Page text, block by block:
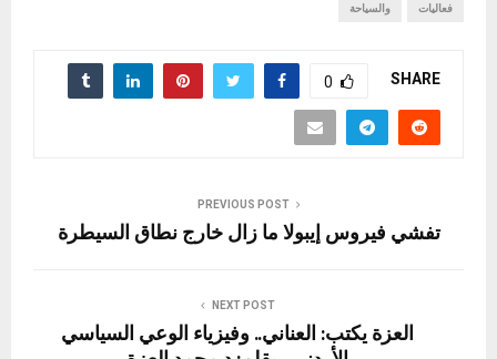
فعاليات والسياحة
SHARE
0
PREVIOUS POST
تفشي فيروس إيبولا ما زال خارج نطاق السيطرة
NEXT POST
العزة يكتب: العناني.. وفيزياء الوعي السياسي